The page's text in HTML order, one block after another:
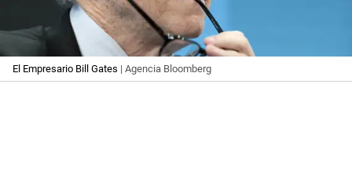
El Empresario Bill Gates | Agencia Bloomberg